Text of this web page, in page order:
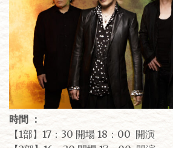
時間 ：
【1部】17：30 開場 18：00 開演